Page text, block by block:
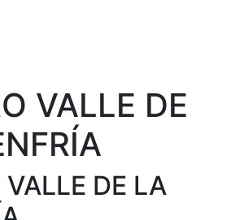
VALLE DE
DE LA